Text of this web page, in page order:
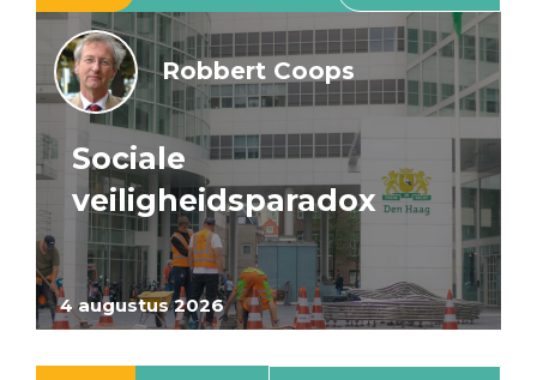
4 augustus 2026
Robbert Coops
Sociale
veiligheidsparadox